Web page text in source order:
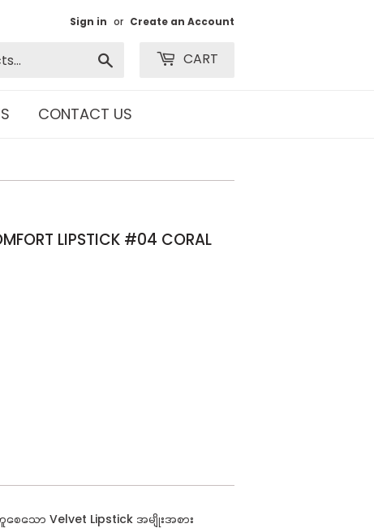
Sign in or Create an Account
CART
CONTACT US
LIPSTICK #04 CORAL
ေသော Velvet Lipstick အမျိုးအစား